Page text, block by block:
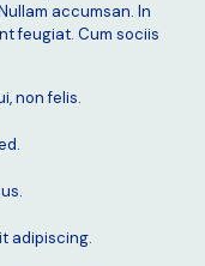
accumsan. In
feugiat. Cum sociis
non felis.
adipiscing.